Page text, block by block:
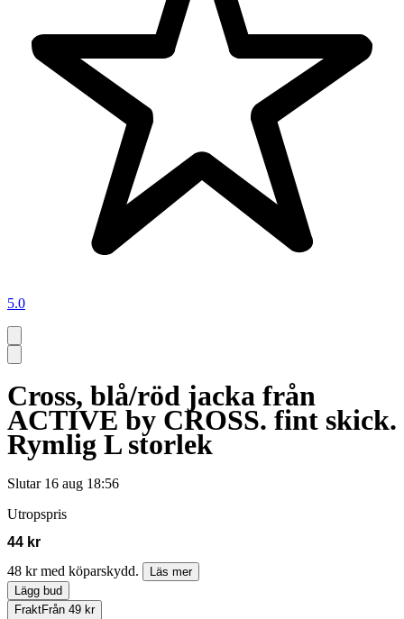
5.0
Cross, blå/röd jacka från
ACTIVE by CROSS. fint skick.
Rymlig L storlek
Slutar 16 aug 18:56
Utropspris
44 kr
48 kr med köparskydd.
Läs mer
Lägg bud
FraktFrån 49 kr